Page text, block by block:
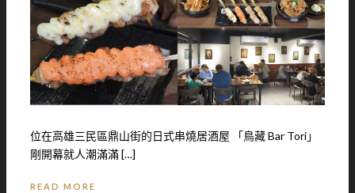
位在高雄三民區鼎山街的日式串燒居酒屋 「鳥藏 Bar Tori」
剛開幕就人潮滿滿 […]
READ MORE